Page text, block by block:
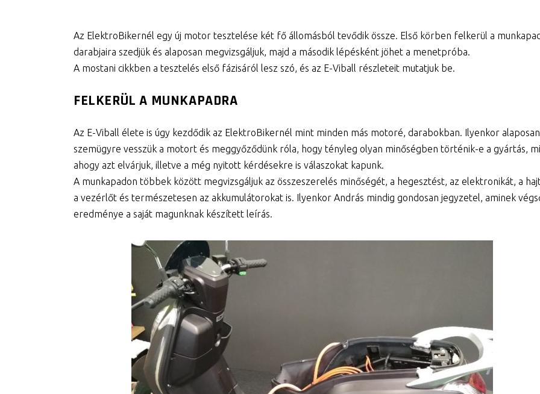
Az ElektroBikernél egy új motor tesztelése két fő állomásból tevődik össze. Első körben felkerül a
darabjaira szedjük és alaposan megvizsgáljuk, majd a második lépésként jöhet a menetpróba.
A mostani cikkben a tesztelés első fázisáról lesz szó, és az E-Viball részleteit mutatjuk be.
FELKERÜL A MUNKAPADRA
Az E-Viball élete is úgy kezdődik az ElektroBikernél mint minden más motoré, darabokban. Ilyenkor alaposan
szemügyre vesszük a motort és meggyőződünk róla, hogy tényleg olyan minőségben történik-e a gyártás,
ahogy azt elvárjuk, illetve a még nyitott kérdésekre is válaszokat kapunk.
A munkapadon többek között megvizsgáljuk az összeszerelés minőségét, a hegesztést, az elektronikát, a
a vezérlőt és természetesen az akkumulátorokat is. Ilyenkor András mindig gondosan jegyzetel, aminek
eredménye a saját magunknak készített leírás.